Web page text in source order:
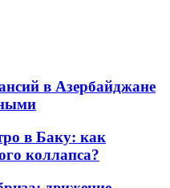
в Азербайджане
в Баку: как
коллапса?